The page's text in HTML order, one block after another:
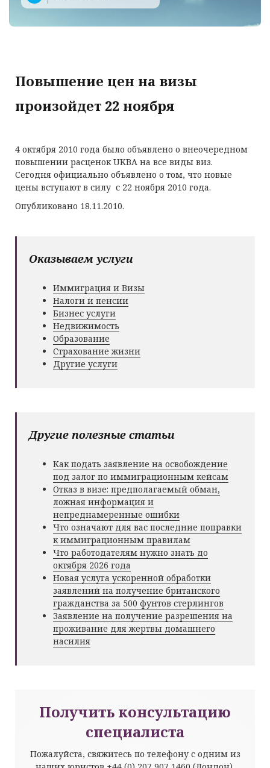
Повышение цен на визы
произойдет 22 ноября
4 октября 2010 года было объявлено о внеочередном
повышении расценок UKBA на все виды виз.
Сегодня официально объявлено о том, что новые
цены вступают в силу с 22 ноября 2010 года.
Опубликовано 18.11.2010.
Оказываем услуги
Иммиграция и Визы
Налоги и пенсии
Бизнес услуги
Недвижимость
Образование
Страхование жизни
Другие услуги
Другие полезные статьи
Как подать заявление на освобождение
под залог по иммиграционным кейсам
Отказ в визе: предполагаемый обман,
ложная информация и
непреднамеренные ошибки
Что означают для вас последние поправки
к иммиграционным правилам
Что работодателям нужно знать до
октября 2026 года
Новая услуга ускоренной обработки
заявлений на получение британского
гражданства за 500 фунтов стерлингов
Заявление на получение разрешения на
проживание для жертвы домашнего
насилия
Получить консультацию
специалиста
Пожалуйста, свяжитесь по телефону с одним из